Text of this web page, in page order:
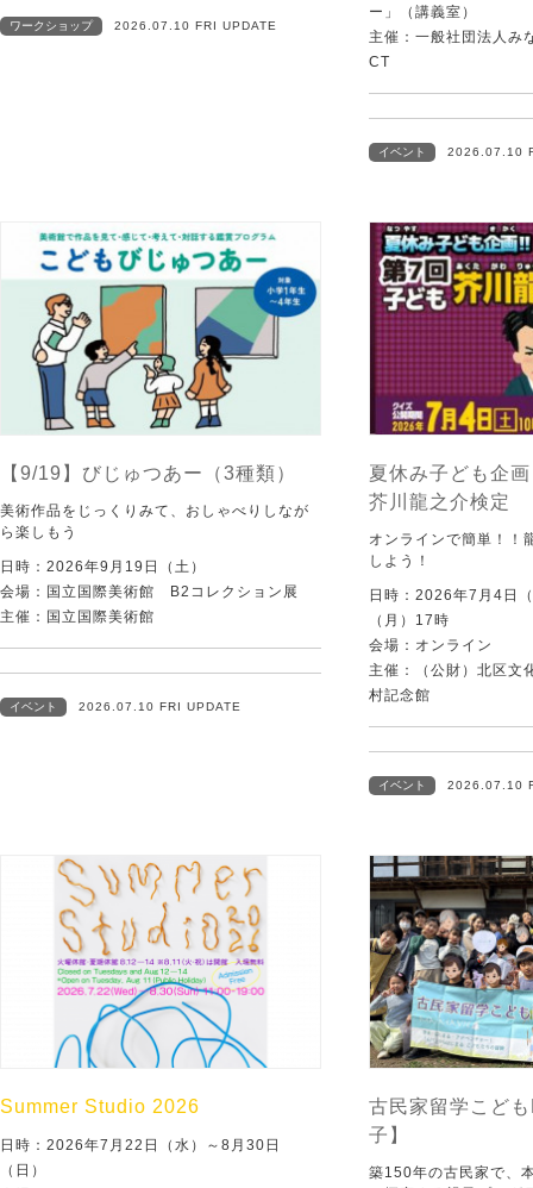
ワークショップ 2026.07.10 FRI UPDATE
ー」（講義室）
主催：一般社団法人み
CT
イベント 2026.07.10
【9/19】びじゅつあー（3種類）
美術作品をじっくりみて、おしゃべりしなが
ら楽しもう
日時：2026年9月19日（土）
会場：国立国際美術館 B2コレクション展
主催：国立国際美術館
イベント 2026.07.10 FRI UPDATE
夏休み子ども企
芥川龍之介検定
オンラインで簡単！！
しよう！
日時：2026年7月4日
（月）17時
会場：オンライン
主催：（公財）北区
村記念館
イベント 2026.07.10
Summer Studio 2026
日時：2026年7月22日（水）～8月30日
（日）
古民家留学こど
子】
築150年の古民家で、